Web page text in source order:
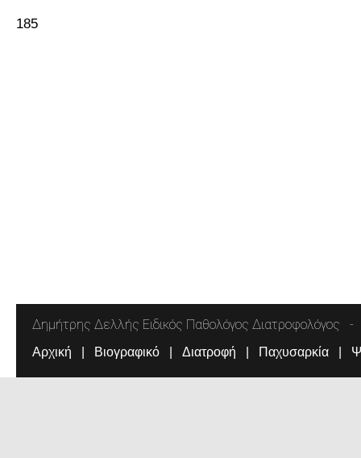
185
Δημήτρης Δελλής Ειδικός Παθολόγος Διατροφολόγος
Αρχική Βιογραφικό Διατροφή Παχυσαρκία